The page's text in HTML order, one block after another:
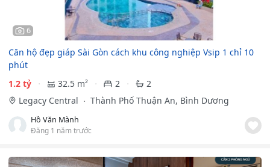
6
Căn hộ đẹp giáp Sài Gòn cách khu công nghiệp Vsip 1 chỉ 10
phút
1.2 tỷ
32.5 m² 2
2
Legacy Central
Thành Phố Thuận An, Bình Dương
Hồ Văn Mành
Đăng 1 năm trước